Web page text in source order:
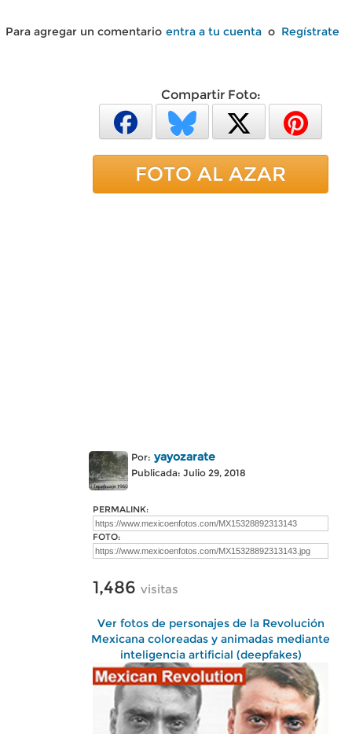
Para agregar un comentario entra a tu cuenta o Regístrate
Compartir Foto:
FOTO AL AZAR
Por: yayozarate
Publicada: Julio 29, 2018
PERMALINK:
FOTO:
1,486 visitas
Ver fotos de personajes de la Revolución
Mexicana coloreadas y animadas mediante
inteligencia artificial (deepfakes)